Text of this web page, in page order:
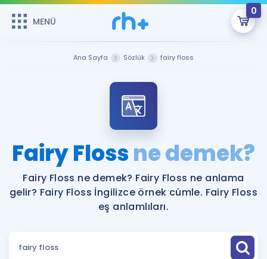
MENÜ
0
ÜYE DEĞİLİM
Sepetin Şu An Boş.
Remzi Hoca ile seni sınava hazırlayacak onlarca eğitim seni
bekliyor!
MENÜ
Katılımcı Görüşleri
Faydalı Araçlar
Sözlük
Hakkımızda
Ana Sayfa Sözlük fairy floss
Fairy Flossne demek?
Fairy Floss ne demek? Fairy Floss ne anlama
gelir? Fairy Floss İngilizce örnek cümle. Fairy Floss
eş anlamlıları.